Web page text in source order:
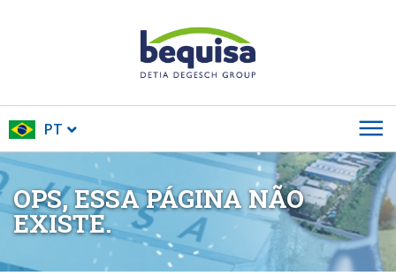
PT
OPS, ESSA PÁGINA NÃO
EXISTE.